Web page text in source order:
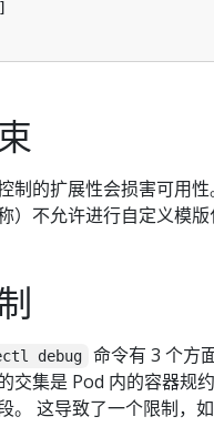
制的扩展性会损害可用
）不允许进行自定义模
debug
命令有 3 个方
交集是 Pod 内的容器规
。 这导致了一个限制，